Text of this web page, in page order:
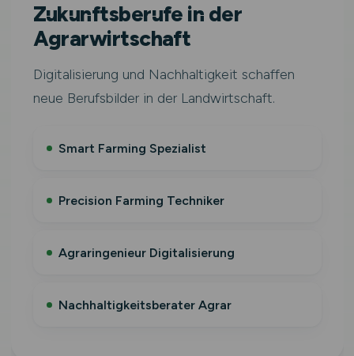
Zukunftsberufe in der
Agrarwirtschaft
Digitalisierung und Nachhaltigkeit schaffen
neue Berufsbilder in der Landwirtschaft.
Smart Farming Spezialist
Precision Farming Techniker
Agraringenieur Digitalisierung
Nachhaltigkeitsberater Agrar